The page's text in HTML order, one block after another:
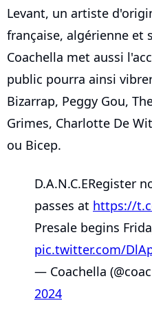
Levant, un artiste
française, algérienne et
Coachella met aussi
public pourra ainsi
Bizarrap, Peggy Gou,
Grimes, Charlotte De
ou Bicep.
D.A.N.C.ERegister
passes at https://
Presale begins
pic.twitter.com/
— Coachella
2024